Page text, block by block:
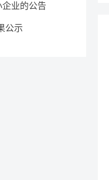
业的公告
公示